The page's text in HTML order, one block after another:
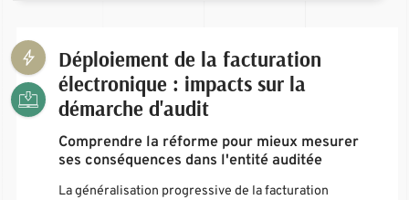
Déploiement de la facturation
électronique : impacts sur la
démarche d'audit
Comprendre la réforme pour mieux mesurer
ses conséquences dans l'entité auditée
La généralisation progressive de la facturation